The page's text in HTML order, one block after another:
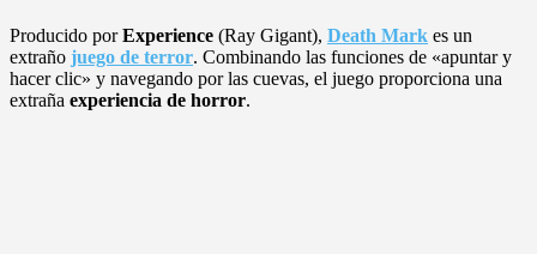
Producido porExperience (Ray Gigant), Death Mark es un
extraño juego de terror. Combinando las funciones de «apuntar y
hacer clic» y navegando por las cuevas, el juego proporciona una
extraña experiencia de horror.